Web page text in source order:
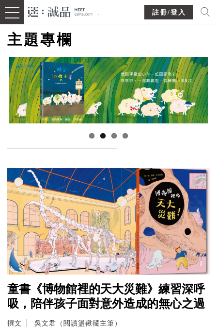
註冊/登入
主題專欄
童書《博物館裡的天大災難》練習深呼
吸，陪伴孩子面對意外造成的無心之過
撰文 吳文君（閱讀盪鞦韆主筆）